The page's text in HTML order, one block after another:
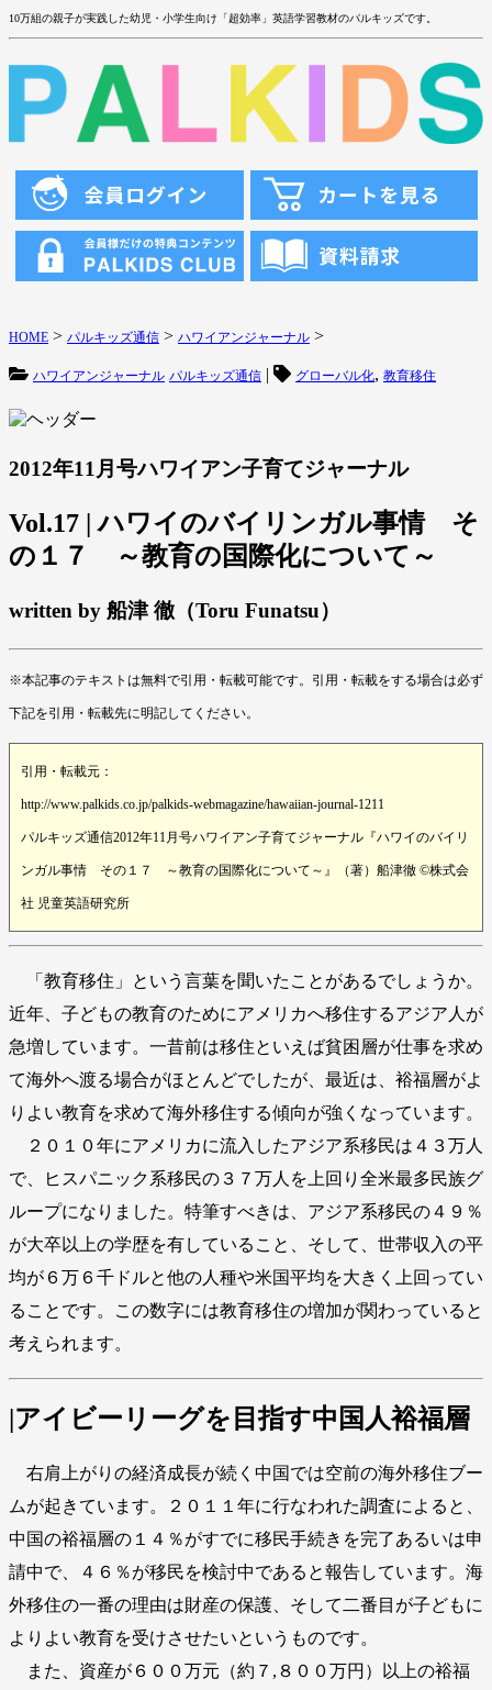
10万組の親子が実践した幼児・小学生向け「超効率」英語学習教材のパルキッズです。
HOME > パルキッズ通信 > ハワイアンジャーナル >
ハワイアンジャーナル パルキッズ通信 | グローバル化, 教育移住
2012年11月号ハワイアン子育てジャーナル
Vol.17 | ハワイのバイリンガル事情 そ
の１７ ～教育の国際化について～
written by 船津 徹（Toru Funatsu）
※本記事のテキストは無料で引用・転載可能です。引用・転載をする場合は必ず
下記を引用・転載先に明記してください。
引用・転載元：
http://www.palkids.co.jp/palkids-webmagazine/hawaiian-journal-1211
パルキッズ通信2012年11月号ハワイアン子育てジャーナル『ハワイのバイリ
ンガル事情 その１７ ～教育の国際化について～』（著）船津徹 ©株式会
社 児童英語研究所
「教育移住」という言葉を聞いたことがあるでしょうか。
近年、子どもの教育のためにアメリカへ移住するアジア人が
急増しています。一昔前は移住といえば貧困層が仕事を求め
て海外へ渡る場合がほとんどでしたが、最近は、裕福層がよ
りよい教育を求めて海外移住する傾向が強くなっています。
２０１０年にアメリカに流入したアジア系移民は４３万人
で、ヒスパニック系移民の３７万人を上回り全米最多民族グ
ループになりました。特筆すべきは、アジア系移民の４９％
が大卒以上の学歴を有していること、そして、世帯収入の平
均が６万６千ドルと他の人種や米国平均を大きく上回ってい
ることです。この数字には教育移住の増加が関わっていると
考えられます。
|アイビーリーグを目指す中国人裕福層
右肩上がりの経済成長が続く中国では空前の海外移住ブー
ムが起きています。２０１１年に行なわれた調査によると、
中国の裕福層の１４％がすでに移民手続きを完了あるいは申
請中で、４６％が移民を検討中であると報告しています。海
外移住の一番の理由は財産の保護、そして二番目が子どもに
よりよい教育を受けさせたいというものです。
また、資産が６００万元（約７,８００万円）以上の裕福